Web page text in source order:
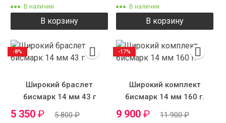
В наличии
В корзину
В наличии
В корзину
Широкий браслет
бисмарк 14 мм 43 г
5 350 ₽ 5 800₽
-8%
Широкий комплект
бисмарк 14 мм 160 г.
9 900 ₽ 11 900₽
-17%